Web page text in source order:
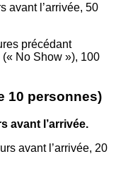
avant l’arrivée, 50
précédant
(« No Show »), 100
10 personnes)
avant l’arrivée.
avant l’arrivée, 20